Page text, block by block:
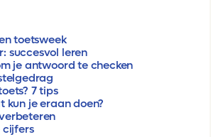
toetsweek
succesvol leren
je antwoord te checken
7 tips
kun je eraan doen?
cijfers